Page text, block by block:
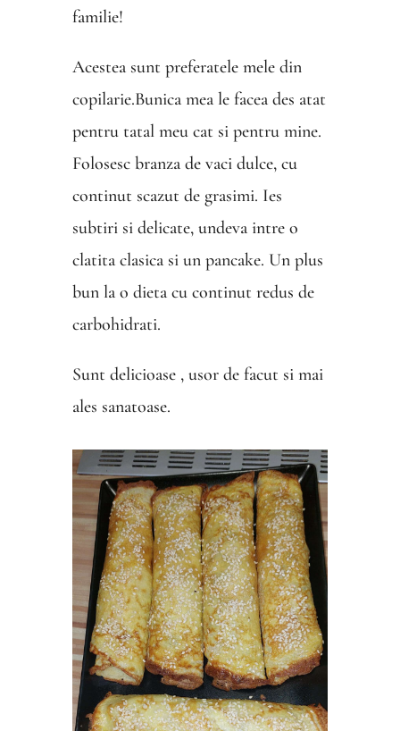
familie!
Acestea sunt preferatele mele din
copilarie.Bunica mea le facea des atat
pentru tatal meu cat si pentru mine.
Folosesc branza de vaci dulce, cu
continut scazut de grasimi. Ies
subtiri si delicate, undeva intre o
clatita clasica si un pancake. Un plus
bun la o dieta cu continut redus de
carbohidrati.
Sunt delicioase , usor de facut si mai
ales sanatoase.